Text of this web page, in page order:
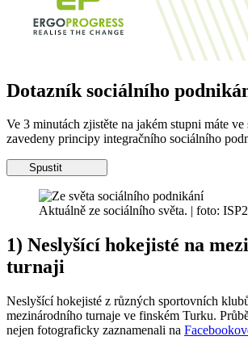
Dotazník sociálního
Ve 3 minutách zjistěte na jakém stupni máte
zavedeny principy integračního sociálního
Aktuálně ze sociálního světa. | foto:
1) Neslyšící hokejisté na
turnaji
Neslyšící hokejisté z různých sportovních
mezinárodního turnaje ve finském Turku.
nejen fotograficky zaznamenali na